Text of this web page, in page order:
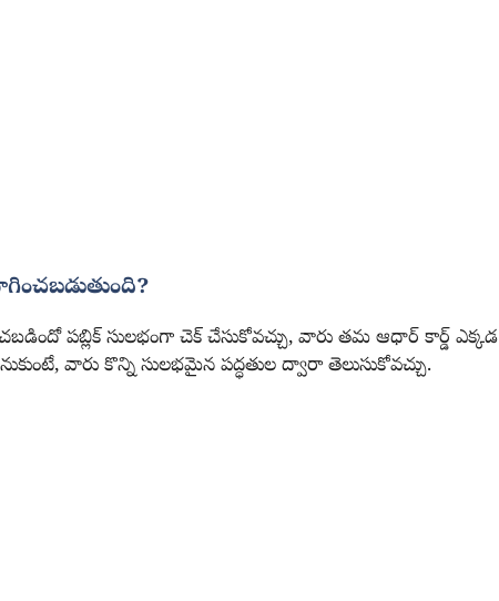
పబ్లిక్ సులభంగా చెక్ చేసుకోవచ్చు, వారు తమ ఆధార్ కార్డ్ ఎక్కడ
వారు కొన్ని సులభమైన పద్ధతుల ద్వారా తెలుసుకోవచ్చు.